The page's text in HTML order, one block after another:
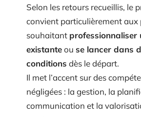
Selon les retours recueillis, le
convient particulièrement aux
souhaitant professionnaliser
existanteou se lancer dans
conditions dès le départ.
Il met l’accent sur des
négligées : la gestion, la
communication et la